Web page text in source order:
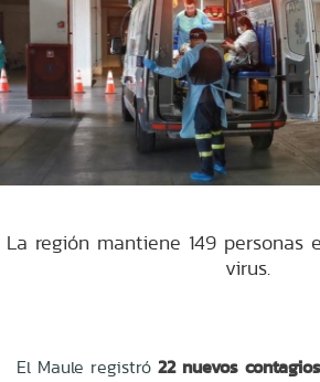
La región mantiene 149 personas
virus.
El Maule registró 22 nuevos